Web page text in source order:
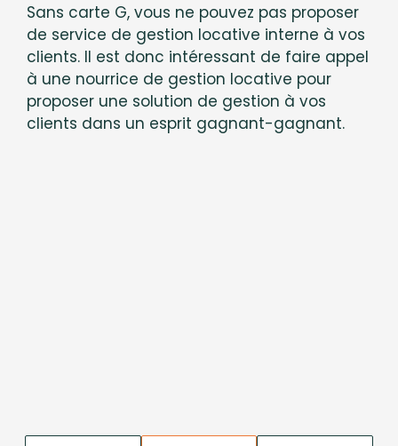
Sans carte G, vous ne pouvez pas proposer
de service de gestion locative interne à vos
clients. Il est donc intéressant de faire appel
à une nourrice de gestion locative pour
proposer une solution de gestion à vos
clients dans un esprit gagnant-gagnant.